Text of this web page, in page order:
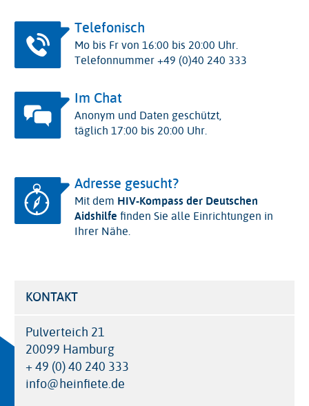
Telefonisch
Mo bis Fr von 16:00 bis 20:00 Uhr.
Telefonnummer +49 (0)40 240 333
Im Chat
Anonym und Daten geschützt,
täglich 17:00 bis 20:00 Uhr.
Adresse gesucht?
Mit dem HIV-Kompass der Deutschen
Aidshilfe finden Sie alle Einrichtungen in
Ihrer Nähe.
KONTAKT
Pulverteich 21
20099 Hamburg
+ 49 (0) 40 240 333
info@heinfiete.de